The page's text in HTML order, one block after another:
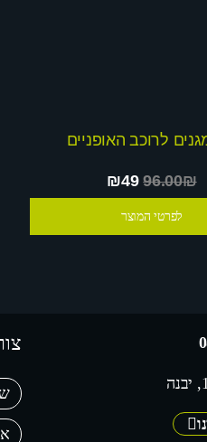
לרוכב האופניים
₪4996.00₪
לפרטי המוצר